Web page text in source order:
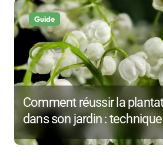
e
Guide
Comment réussir la
dans son jardin :
astuces de pro